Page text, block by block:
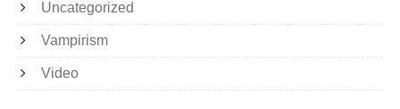
Uncategorized
Vampirism
Video